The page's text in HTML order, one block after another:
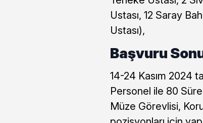
Ustası, 12 Saray
Ustası),
Başvuru
14-24 Kasım 2024
Personel ile 80
Müze Görevlisi,